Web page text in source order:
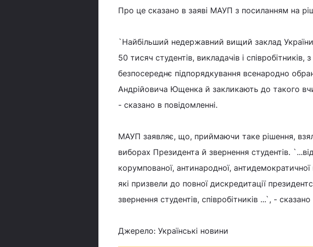
Про це сказано в заяві МАУП з посиланням на
`Найбільший недержавний вищий заклад
50 тисяч студентів, викладачів і
безпосереднє підпорядкування всенародно
Андрійовича Ющенка й закликають до такого
- сказано в повідомленні.
МАУП заявляє, що, приймаючи таке рішення,
виборах Президента й звернення студентів.
корумпованої, антинародної,
які призвели до повної дискредитації
звернення студентів, співробітників ...`, - сказано
Джерело: Українські новини